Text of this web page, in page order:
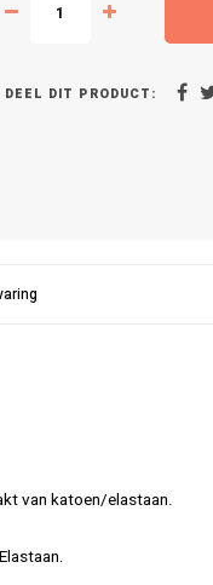
DEEL DIT PRODUCT:
van katoen/elastaan.